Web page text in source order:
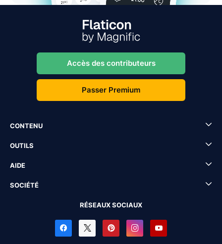
Accès des contributeurs
Passer Premium
CONTENU
OUTILS
AIDE
SOCIÉTÉ
RÉSEAUX SOCIAUX